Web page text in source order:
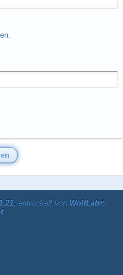
, entwickelt von WoltLab®